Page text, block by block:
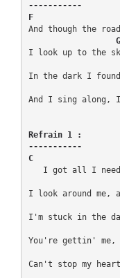
-----------
F
And though the
   G
I look up to the
In the dark I
And I sing along,
Refrain 1 :
-----------
C
I got all I
I look around me,
I'm stuck in the
You're gettin' me,
Can't stop my